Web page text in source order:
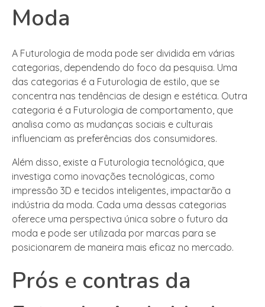
Moda
A Futurologia de moda pode ser dividida em várias
categorias, dependendo do foco da pesquisa. Uma
das categorias é a Futurologia de estilo, que se
concentra nas tendências de design e estética. Outra
categoria é a Futurologia de comportamento, que
analisa como as mudanças sociais e culturais
influenciam as preferências dos consumidores.
Além disso, existe a Futurologia tecnológica, que
investiga como inovações tecnológicas, como
impressão 3D e tecidos inteligentes, impactarão a
indústria da moda. Cada uma dessas categorias
oferece uma perspectiva única sobre o futuro da
moda e pode ser utilizada por marcas para se
posicionarem de maneira mais eficaz no mercado.
Prós e contras da